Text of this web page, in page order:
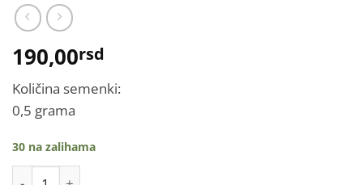
190,00rsd
Količina semenki:
0,5 grama
30 na zalihama